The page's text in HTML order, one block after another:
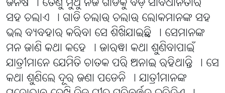
ଜିନିଷ । ତେଣୁ ମୁଥୁ ନିଜ ଗାଡିକୁ ବଡ଼ ସାବଧାନତାର
ସହ ଚଲାଏ । ଗାଡି ଚଲାଉ ଚଲାଉ ଲୋକମାନଙ୍କ ସହ
ଭଲ ବ୍ୟବହାର କରିବା ସେ ଶିଖିଯାଇଛି । ସେମାନଙ୍କ
ମନ ଜାଣି କଥା କହେ । ଜାରୱା କଥା ଶୁଣିବାପାଇଁ
ଯାତ୍ରୀମାନେ ଯେମିତି ଚାତକ ପରି ଅନାଇ ରହିଥାନ୍ତି । ସେ
କଥା ଶୁଣିଲେ ଦୂର ଜଣା ପଡେନି । ଯାତ୍ରୀମାନଙ୍କ